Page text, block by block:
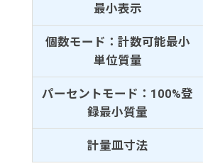
最小表示
個数モード：計数可能最小
単位質量
パーセントモード：100%登
録最小質量
計量皿寸法